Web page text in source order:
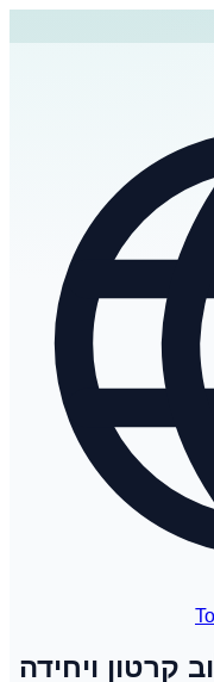
קרטון ויחידה